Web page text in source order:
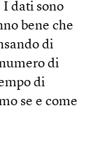
I dati sono
bene che
di
di
di
se e come